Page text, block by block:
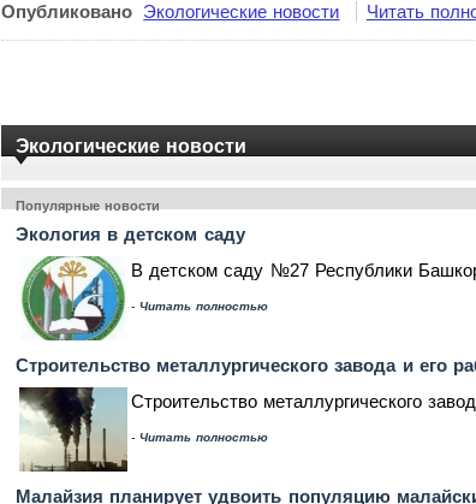
Опубликовано Экологические новости Читать
Экологические новости
Популярные новости
Экология в детском саду
В детском саду №27 Республики
- Читать полностью
Строительство металлургического завода и его
Строительство металлургического
- Читать полностью
Малайзия планирует удвоить популяцию